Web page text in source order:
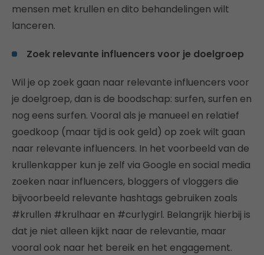
mensen met krullen en dito behandelingen wilt
lanceren.
Zoek relevante influencers voor je doelgroep
Wil je op zoek gaan naar relevante influencers voor
je doelgroep, dan is de boodschap: surfen, surfen en
nog eens surfen. Vooral als je manueel en relatief
goedkoop (maar tijd is ook geld) op zoek wilt gaan
naar relevante influencers. In het voorbeeld van de
krullenkapper kun je zelf via Google en social media
zoeken naar influencers, bloggers of vloggers die
bijvoorbeeld relevante hashtags gebruiken zoals
#krullen #krulhaar en #curlygirl. Belangrijk hierbij is
dat je niet alleen kijkt naar de relevantie, maar
vooral ook naar het bereik en het engagement.